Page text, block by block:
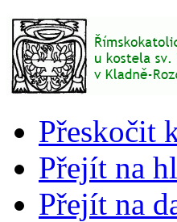
Přeskočit
Přejít na
Přejít na